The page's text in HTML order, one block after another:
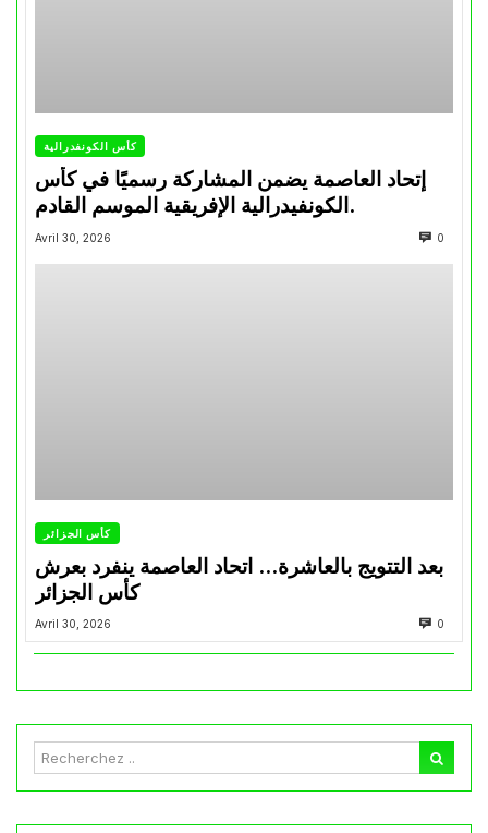
كأس الكونفدرالية
إتحاد العاصمة يضمن المشاركة رسميًا في كأس
الكونفيدرالية الإفريقية الموسم القادم.
Avril 30, 2026 0
كأس الجزائر
بعد التتويج بالعاشرة… اتحاد العاصمة ينفرد بعرش
كأس الجزائر
Avril 30, 2026 0